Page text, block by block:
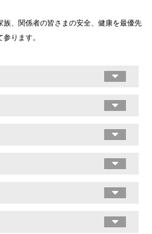
、関係者の皆さまの安全、健康を最優先
ります。